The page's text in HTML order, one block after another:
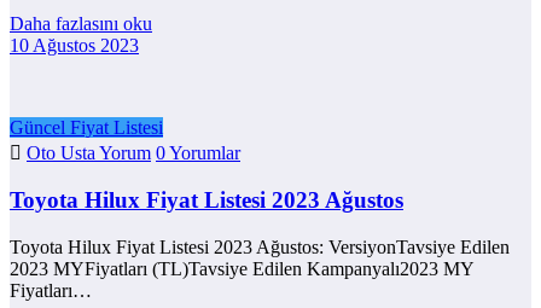
Daha fazlasını oku
10 Ağustos 2023
Güncel Fiyat Listesi
Oto Usta Yorum 0 Yorumlar
Toyota Hilux Fiyat Listesi 2023 Ağustos
Toyota Hilux Fiyat Listesi 2023 Ağustos: VersiyonTavsiye Edilen
2023 MYFiyatları (TL)Tavsiye Edilen Kampanyalı2023 MY
Fiyatları…